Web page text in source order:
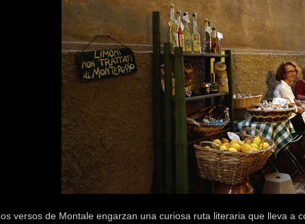
versos de Montale engarzan una curiosa ruta literaria que lleva a